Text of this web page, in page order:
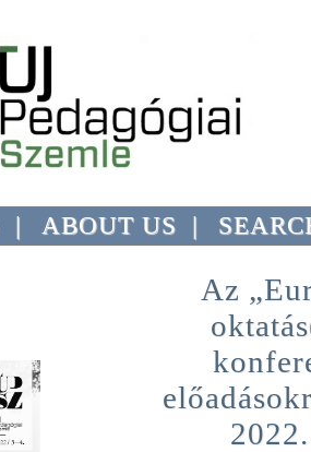
| ABOUT US |
Az